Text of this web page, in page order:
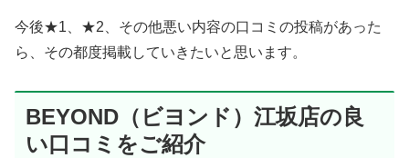
今後★1、★2、その他悪い内容の口コミの投稿があった
ら、その都度掲載していきたいと思います。
BEYOND（ビヨンド）江坂店の良
い口コミをご紹介